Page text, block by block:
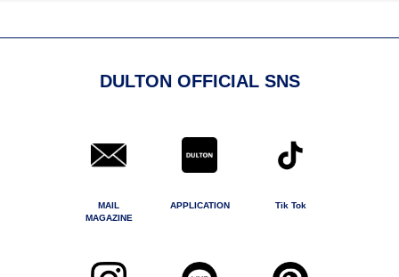
DULTON OFFICIAL SNS
MAIL
MAGAZINE
APPLICATION Tik Tok